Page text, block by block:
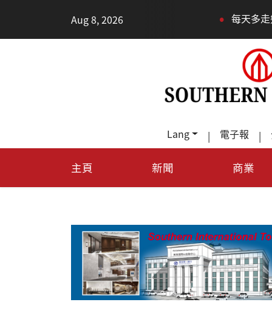
Aug 8, 2026 每天多走幾步路，老少都受益
Lang | 電子報 |
主頁 新聞 商業